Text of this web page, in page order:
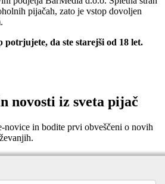
pijačah, zato je vstop dovoljen
da ste starejši od 18 let.
novosti iz sveta pijač
novice in bodite prvi obveščeni o novih